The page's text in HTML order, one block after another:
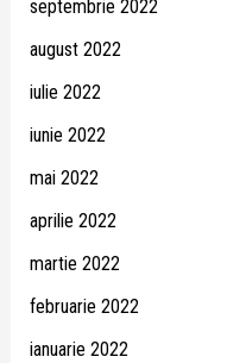
septembrie 2022
august 2022
iulie 2022
iunie 2022
mai 2022
aprilie 2022
martie 2022
februarie 2022
ianuarie 2022